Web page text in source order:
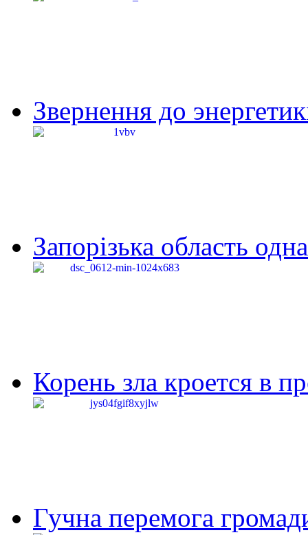
Звернення до
Запорізька область
Корень зла кроется в
Гучна перемога